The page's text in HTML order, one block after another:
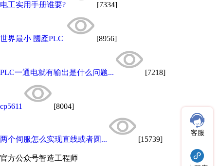
电工实用手册谁要? [7334]
世界最小 國產PLC [8956]
PLC一通电就有输出是什么问题... [7218]
cp5611 [8004]
两个伺服怎么实现直线或者圆... [15739]
官方公众号智造工程师
客服